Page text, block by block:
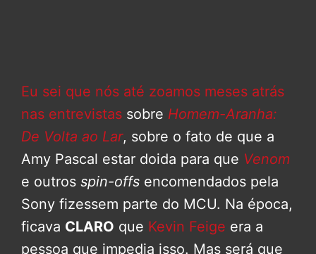
Eu sei que nós até zoamos meses atrás
nas entrevistas sobre Homem-Aranha:
De Volta ao Lar, sobre o fato de que a
Amy Pascal estar doida para que Venom
e outros spin-offs encomendados pela
Sony fizessem parte do MCU. Na época,
ficava CLARO que Kevin Feige era a
pessoa que impedia isso. Mas será que